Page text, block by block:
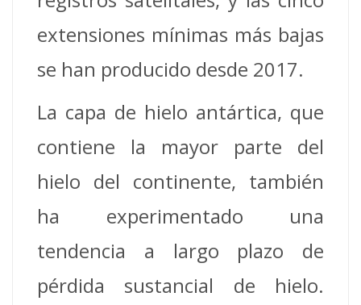
extensiones mínimas más bajas
se han producido desde 2017.
La capa de hielo antártica, que
contiene la mayor parte del
hielo del continente, también
ha experimentado una
tendencia a largo plazo de
pérdida sustancial de hielo.